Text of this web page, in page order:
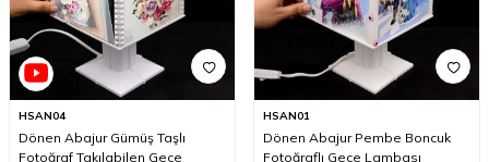
HSAN04
Dönen Abajur Gümüş Taşlı
Fotoğraf Takılabilen Gece
HSAN01
Dönen Abajur Pembe Boncuk
Fotoğraflı Gece Lambası